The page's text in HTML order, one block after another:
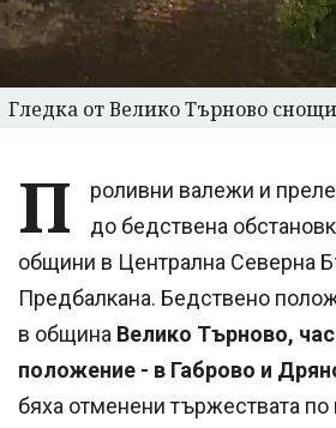
Гледка от Велико Търново
П
роливни валежи и
до бедствена
общини в Централна Северна
Предбалкана. Бедствено
в община Велико Търново,
положение - в Габрово и
бяха отменени тържествата по